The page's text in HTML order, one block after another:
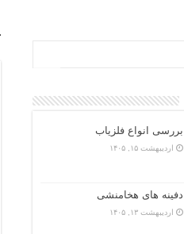
بررسی انواع فلزیاب
اردیبهشت ۱۵, ۱۴۰۵
دفینه های هخامنشی
اردیبهشت ۱۳, ۱۴۰۵